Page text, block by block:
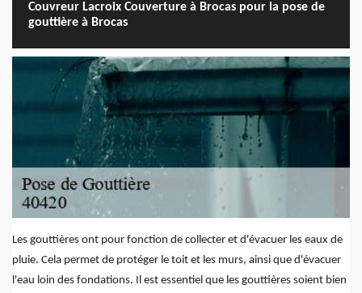
Couvreur Lacroix Couverture à Brocas pour la pose de
gouttière à Brocas
Les gouttières ont pour fonction de collecter et d'évacuer les eaux de
pluie. Cela permet de protéger le toit et les murs, ainsi que d'évacuer
l'eau loin des fondations. Il est essentiel que les gouttières soient bien